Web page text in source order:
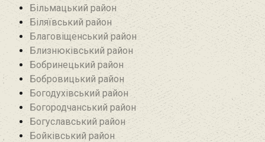
Більмацький район
Біляївський район‎
Благовіщенський район
Близнюківський район
Бобринецький район
Бобровицький район
Богодухівський район
Богородчанський район
Богуславський район
Бойківський район